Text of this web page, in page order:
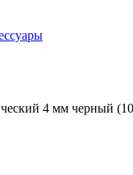
4 мм черный